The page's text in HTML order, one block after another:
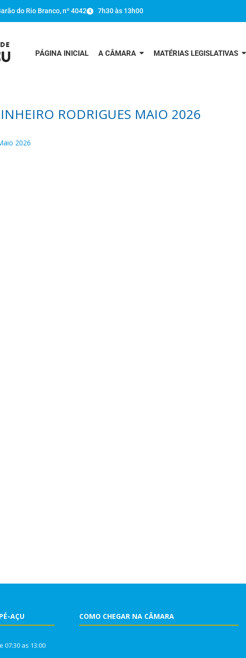
do Rio Branco, nº 4042 7h30 às 13h00
PÁGINA INICIAL A CÂMARA MATÉRIAS LEGISLATIVAS
RODRIGUES MAIO 2026
2026
AÇU
as 13:00
COMO CHEGAR NA CÂMARA